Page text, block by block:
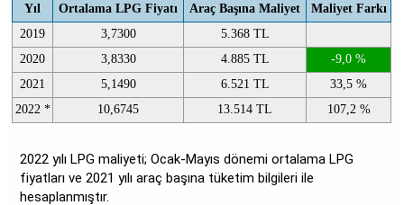
Yıl
Ortalama LPG Fiyatı Araç Başına Maliyet
Maliyet Farkı
2019
3,7300
5.368 TL
2020
3,8330 4.885 TL
-9,0 %
2021
5,1490 6.521 TL
33,5 %
2022 *
10,6745 13.514 TL 107,2 %
2022 yılı LPG maliyeti; Ocak-Mayıs dönemi ortalama LPG
fiyatları ve 2021 yılı araç başına tüketim bilgileri ile
hesaplanmıştır.